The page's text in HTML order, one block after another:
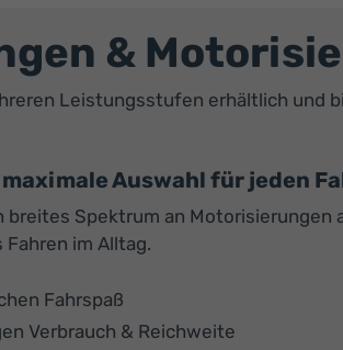
&
Leistungsstufen erhältlich
maximale Auswahl für jeden
breites Spektrum an
im Alltag.
Fahrspaß
Verbrauch & Reichweite